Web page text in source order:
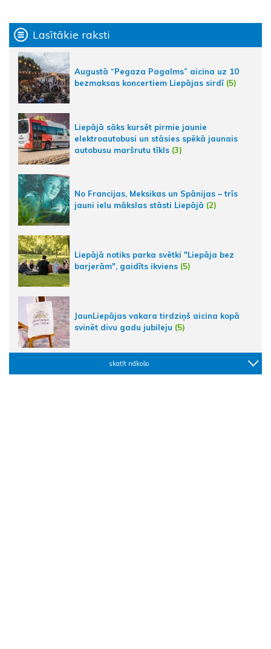
Lasītākie raksti
Augustā “Pegaza Pagalms” aicina uz 10
bezmaksas koncertiem Liepājas sirdī (5)
Liepājā sāks kursēt pirmie jaunie
elektroautobusi un stāsies spēkā jaunais
autobusu maršrutu tīkls (3)
No Francijas, Meksikas un Spānijas – trīs
jauni ielu mākslas stāsti Liepājā (2)
Liepājā notiks parka svētki "Liepāja bez
barjerām", gaidīts ikviens (5)
JaunLiepājas vakara tirdziņš aicina kopā
svinēt divu gadu jubileju (5)
skatīt nākošo